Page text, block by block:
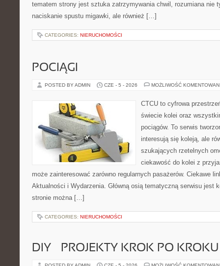
tematem strony jest sztuka zatrzymywania chwil, rozumiana nie
naciskanie spustu migawki, ale również […]
CATEGORIES: NIERUCHOMOŚCI
POCIĄGI
POSTED BY ADMIN CZE - 5 - 2026 MOŻLIWOŚĆ
CTCU to cyfrowa
świecie kolei oraz
pociągów. To serwis
interesują się koleją, ale
szukających rzetelnych
ciekawość do kolei z
może zainteresować zarówno regularnych pasażerów. Ciekawe
Aktualności i Wydarzenia. Główną osią tematyczną serwisu jest
stronie można […]
CATEGORIES: NIERUCHOMOŚCI
DIY – PROJEKTY KROK PO KROKU